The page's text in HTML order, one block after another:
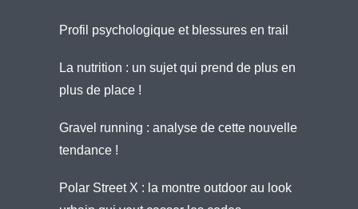
Profil psychologique et blessures en trail
La nutrition : un sujet qui prend de plus en
plus de place !
Gravel running : analyse de cette nouvelle
tendance !
Polar Street X : la montre outdoor au look